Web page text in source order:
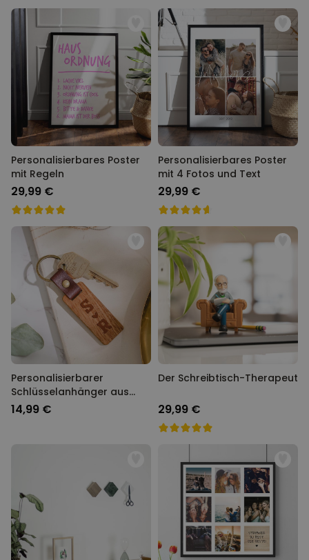
Personalisierbares Poster
mit Regeln
29,99 €
Personalisierbares Poster
mit 4 Fotos und Text
29,99 €
Personalisierbarer
Schlüsselanhänger aus
Holz mit Symbolen
14,99 €
Der Schreibtisch-Therapeut
29,99 €